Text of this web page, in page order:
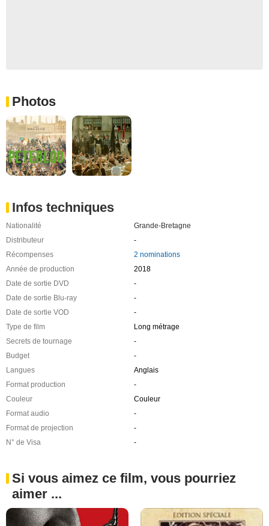
Photos
Infos techniques
Nationalité
Grande-Bretagne
Distributeur
-
Récompenses
2 nominations
Année de production
2018
Date de sortie DVD
-
Date de sortie Blu-ray
-
Date de sortie VOD
-
Type de film
Long métrage
Secrets de tournage
-
Budget
-
Langues
Anglais
Format production
-
Couleur
Couleur
Format audio
-
Format de projection
-
N° de Visa
-
Si vous aimez ce film, vous pourriez
aimer ...